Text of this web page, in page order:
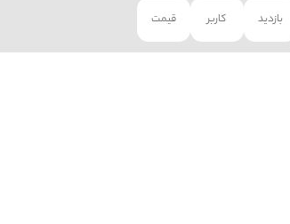
قیمت کاربر بازدید